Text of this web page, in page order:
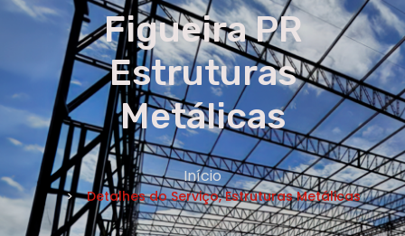
NOME *
E-MAIL *
TELEFONE *
CIDADE *